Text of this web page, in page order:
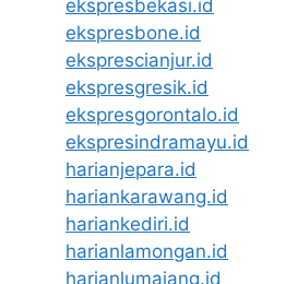
ekspresbekasi.id
ekspresbone.id
eksprescianjur.id
ekspresgresik.id
ekspresgorontalo.id
ekspresindramayu.id
harianjepara.id
hariankarawang.id
hariankediri.id
harianlamongan.id
harianlumajang.id